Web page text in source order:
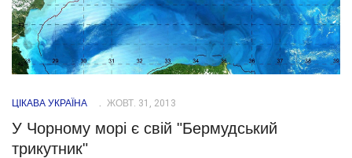
ЦІКАВА УКРАЇНА ЖОВТ. 31, 2013
У Чорному морі є свій "Бермудський
трикутник"